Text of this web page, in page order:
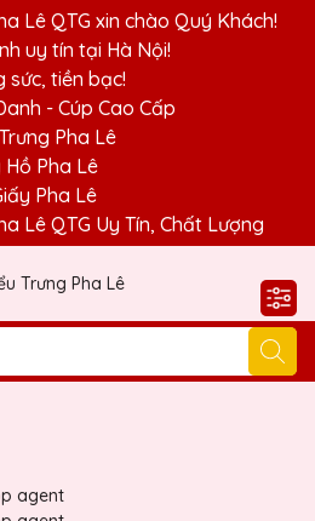
Lê QTG xin chào Quý Khách!
uy tín tại Hà Nội!
sức, tiền bạc!
- Cúp Cao Cấp
Pha Lê
Pha Lê
Pha Lê
Lê QTG Uy Tín, Chất Lượng